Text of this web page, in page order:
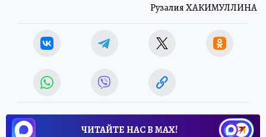
Рузалия ХАКИМУЛЛИНА
ЧИТАЙТЕ НАС В МАХ!